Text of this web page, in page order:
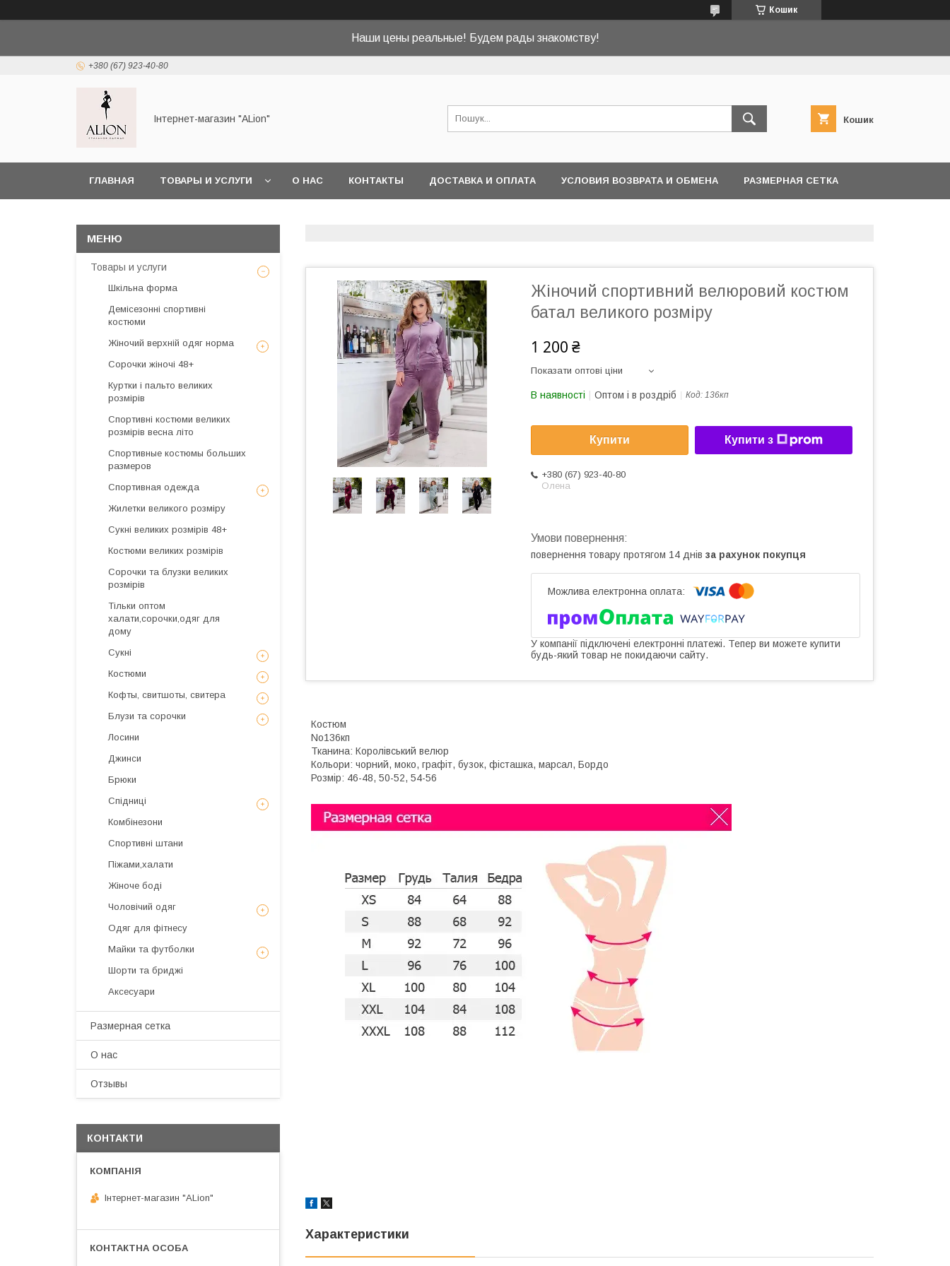
Кошик
Наши цены реальные! Будем рады знакомству!
+380 (67) 923-40-80
Інтернет-магазин "ALіon" Кошик
ГЛАВНАЯ ТОВАРЫ И УСЛУГИ О НАС КОНТАКТЫ ДОСТАВКА И ОПЛАТА УСЛОВИЯ ВОЗВРАТА И ОБМЕНА РАЗМЕРНАЯ СЕТКА
Жіночий спортивний велюровий костюм
батал великого розміру
1 200 ₴
Показати оптові ціни
В наявності Оптом і в роздріб Код: 136кп
Купити Купити з
+380 (67) 923-40-80
Олена
повернення товару протягом 14 днів за рахунок покупця
У компанії підключені електронні платежі. Тепер ви можете купити
будь-який товар не покидаючи сайту.
Костюм
No136кп
Тканина: Королівський велюр
Кольори: чорний, моко, графіт, бузок, фісташка, марсал, Бордо
Розмір: 46-48, 50-52, 54-56
Характеристики
Товары и услуги
Шкільна форма
Демісезонні спортивні
костюми
Жіночий верхній одяг норма
Сорочки жіночі 48+
Куртки і пальто великих
розмірів
Спортивні костюми великих
розмірів весна літо
Спортивные костюмы больших
размеров
Спортивная одежда
Жилетки великого розміру
Сукні великих розмірів 48+
Костюми великих розмірів
Сорочки та блузки великих
розмірів
Тільки оптом
халати,сорочки,одяг для
дому
Сукні
Костюми
Кофты, свитшоты, свитера
Блузи та сорочки
Лосини
Джинси
Брюки
Спідниці
Комбінезони
Спортивні штани
Піжами,халати
Жіноче боді
Чоловічий одяг
Одяг для фітнесу
Майки та футболки
Шорти та бриджі
Аксесуари
Размерная сетка
О нас
Отзывы
КОНТАКТИ
Інтернет-магазин "ALіon"